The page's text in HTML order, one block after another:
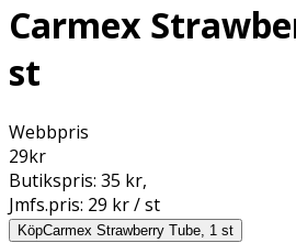
Carmex
st
Webbpris
29kr
Butikspris: 35 kr,
Jmfs.pris: 29 kr / st
KöpCarmex Strawberry Tube, 1 st